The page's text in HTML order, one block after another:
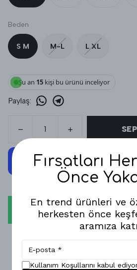
Beden
S M M-L L XL
Şu an 15kişi bu ürünü inceliyor
Paylaş:
GÜVENLİ
Fırsatları
Önce
En trend ürünleri ve
herkesten önce
aramıza
Kullanım Koşullarını kabul